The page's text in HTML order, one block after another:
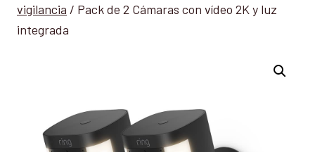
vigilancia / Pack de 2 Cámaras con vídeo 2K y luz
integrada